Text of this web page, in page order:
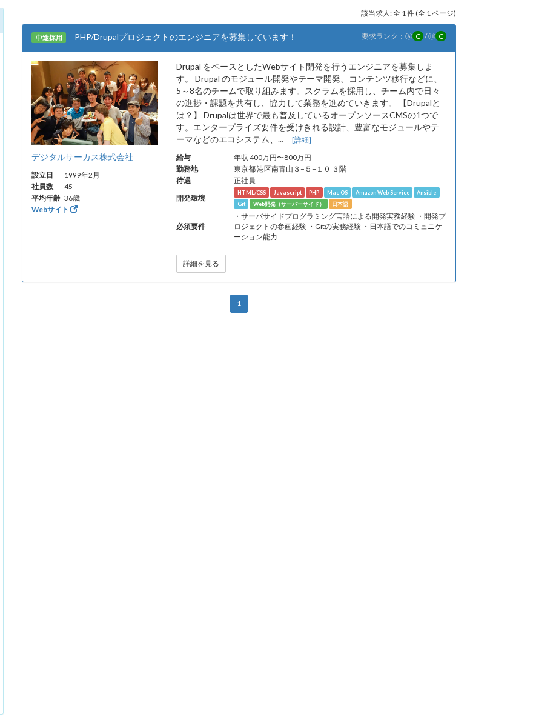
該当求人: 全 1 件 (全 1 ページ)
中途採用 PHP/Drupalプロジェクトのエンジニアを募集しています！ 要求ランク： Ⓐ C /Ⓗ C
デジタルサーカス株式会社
設立日
1999年2月
社員数
45
平均年齢 36歳
Webサイト
Drupal をベースとしたWebサイト開発を行うエンジニアを募集しま
す。 Drupal のモジュール開発やテーマ開発、コンテンツ移行などに、
5～8名のチームで取り組みます。スクラムを採用し、チーム内で日々
の進捗・課題を共有し、協力して業務を進めていきます。 【Drupalと
は？】 Drupalは世界で最も普及しているオープンソースCMSの1つで
す。エンタープライズ要件を受けきれる設計、豊富なモジュールやテ
ーマなどのエコシステム、... [詳細]
給与
年収 400万円〜800万円
勤務地
東京都 港区南青山３−５−１０ ３階
待遇
正社員
開発環境
HTML/CSS Javascript PHP Mac OS Amazon Web Service
Ansible
Git
Web開発（サーバーサイド） 日本語
必須要件
・サーバサイドプログラミング言語による開発実務経験 ・開発プ
ロジェクトの参画経験 ・Gitの実務経験 ・日本語でのコミュニケ
ーション能力
詳細を見る
1